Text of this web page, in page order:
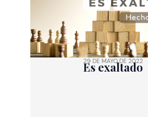
29 DE MAYO DE 2022
Es exaltado